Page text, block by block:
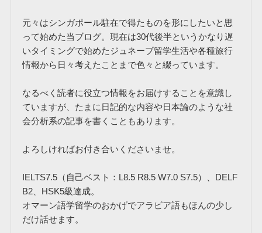
元々はシンガポール駐在で得たものを形にしたいと思
って始めた当ブログ。現在は30代後半というかなり遅
いタイミングで始めたジュネーブ留学生活や各種旅行
情報から日々考えたことまで色々と綴っています。
なるべく読者に役立つ情報をお届けすることを意識し
ていますが、たまに日記的な内容や日本論のような社
会分析系の記事を書くこともあります。
よろしければお付き合いくださいませ。
IELTS7.5（自己ベスト：L8.5 R8.5 W7.0 S7.5）、DELF
B2、HSK5級達成。
オマーン語学留学のおかげでアラビア語もほんの少し
だけ話せます。